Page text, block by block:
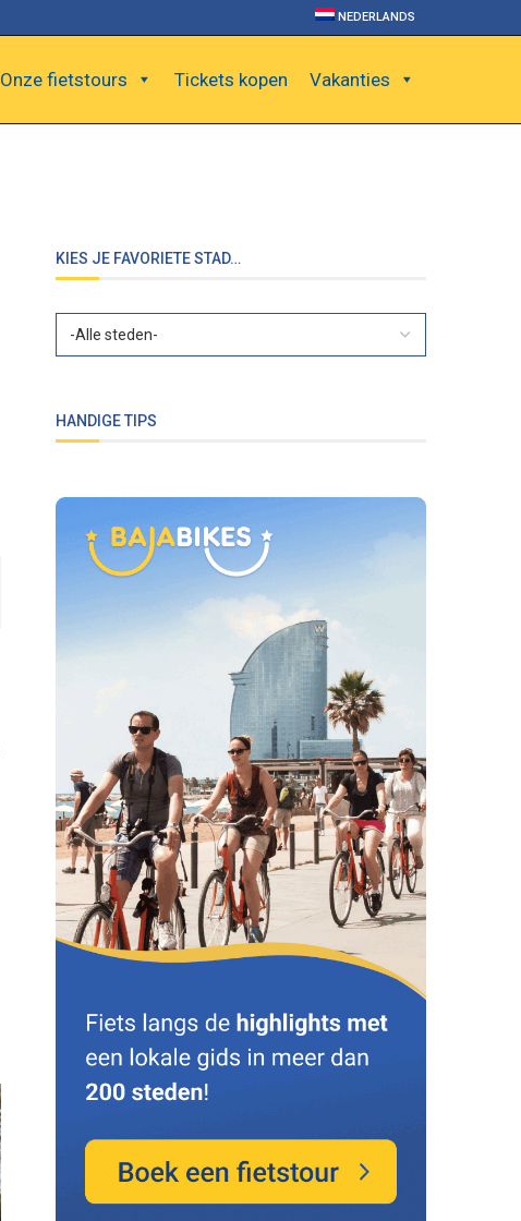
NEDERLANDS
Onze fietstours Tickets kopen Vakanties
KIES JE FAVORIETE STAD…
HANDIGE TIPS